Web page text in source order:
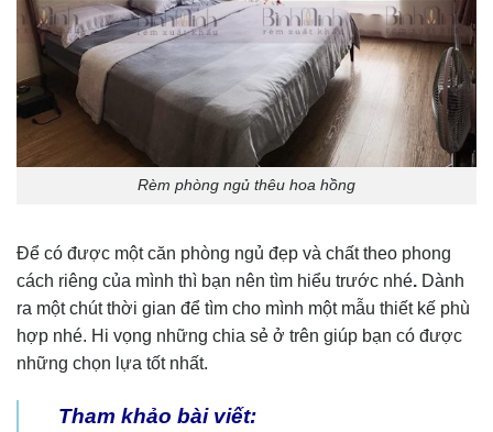
Rèm phòng ngủ thêu hoa hồng
Để có được một căn phòng ngủ đẹp và chất theo phong
cách riêng của mình thì bạn nên tìm hiểu trước nhé. Dành
ra một chút thời gian để tìm cho mình một mẫu thiết kế phù
hợp nhé. Hi vọng những chia sẻ ở trên giúp bạn có được
những chọn lựa tốt nhất.
Tham khảo bài viết: